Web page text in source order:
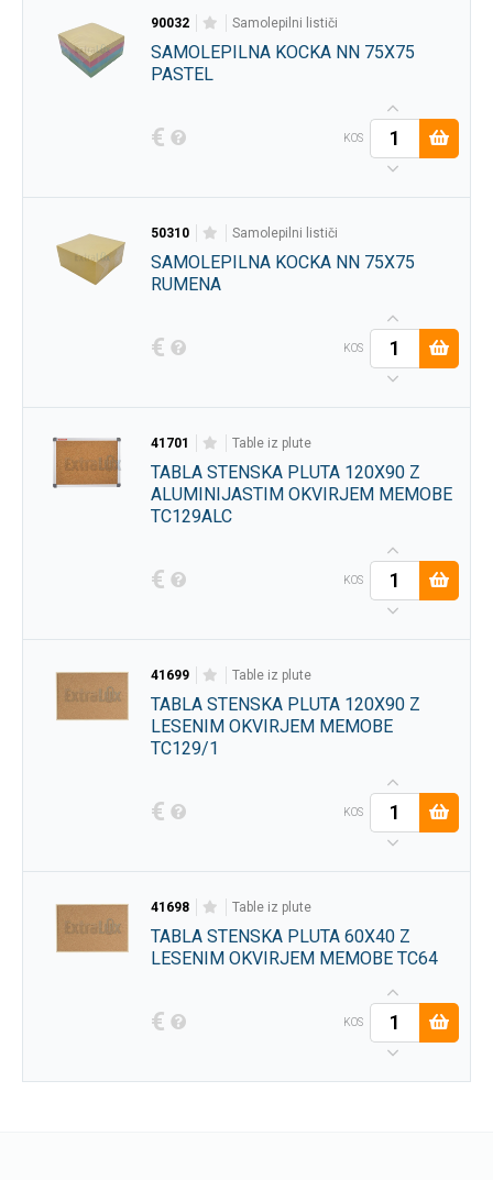
90032 samolepilni lističi
SAMOLEPILNA KOCKA NN 75X75
PASTEL
€ KOS
50310 samolepilni lističi
SAMOLEPILNA KOCKA NN 75X75
RUMENA
€ KOS
41701 table iz plute
TABLA STENSKA PLUTA 120X90 Z
ALUMINIJASTIM OKVIRJEM MEMOBE
TC129ALC
€ KOS
41699 table iz plute
TABLA STENSKA PLUTA 120X90 Z
LESENIM OKVIRJEM MEMOBE
TC129/1
€ KOS
41698 table iz plute
TABLA STENSKA PLUTA 60X40 Z
LESENIM OKVIRJEM MEMOBE TC64
€ KOS